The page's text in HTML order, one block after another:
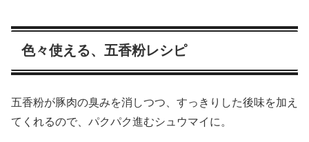
色々使える、五香粉レシピ
五香粉が豚肉の臭みを消しつつ、すっきりした後味を加え
てくれるので、パクパク進むシュウマイに。